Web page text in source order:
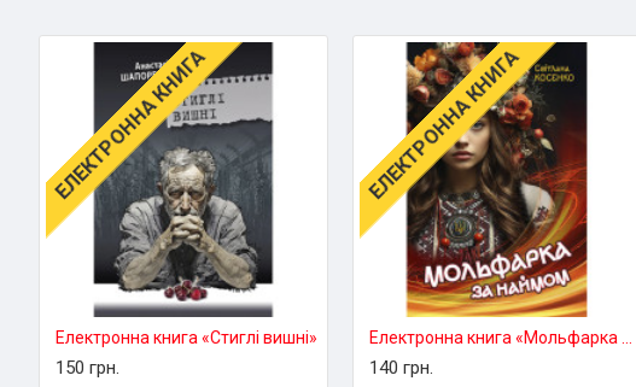
ЕЛЕКТРОННА КНИГА
Електронна книга «Стиглі вишні»
150 грн.
ЕЛЕКТРОННА КНИГА
140 грн.